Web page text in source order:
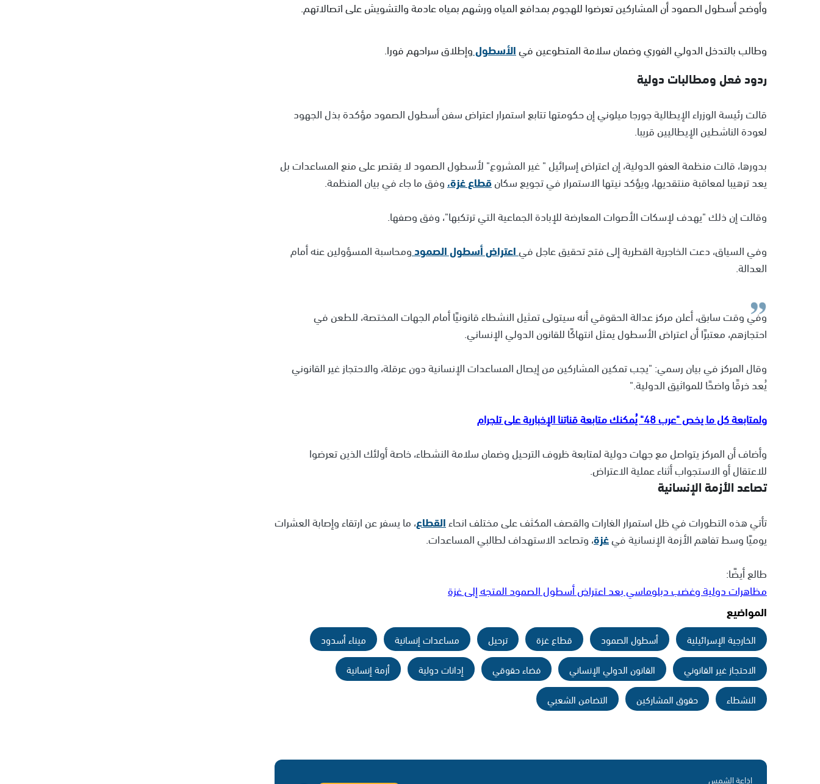
وأوضح أسطول الصمود أن المشاركين تعرضوا للهجوم بمدافع المياه ورشهم بمياه عادمة والتشويش على اتصالاتهم.
وطالب بالتدخل الدولي الفوري وضمان سلامة المتطوعين فيالأسطولوإطلاق سراحهم فورا.
ردود فعل ومطالبات دولية
قالت رئيسة الوزراء الإيطالية جورجا ميلوني إن حكومتها تتابع استمرار اعتراض سفن أسطول الصمود مؤكدة بذل الجهود
لعودة الناشطين الإيطاليين قريبا.
بدورها، قالت منظمة العفو الدولية، إن اعتراض إسرائيل " غير المشروع" لأسطول الصمود لا يقتصر على منع المساعدات بل
يعد ترهيبا لمعاقبة منتقديها، ويؤكد نيتها الاستمرار في تجويع سكانقطاع غزة،وفق ما جاء في بيان المنظمة.
وقالت إن ذلك "يهدف لإسكات الأصوات المعارضة للإبادة الجماعية التي ترتكبها"، وفق وصفها.
وفي السياق، دعت الخاجرية القطرية إلى فتح تحقيق عاجل فياعتراض أسطول الصمودومحاسبة المسؤولين عنه أمام
العدالة.
وفي وقت سابق، أعلن مركز عدالة الحقوقي أنه سيتولى تمثيل النشطاء قانونيًا أمام الجهات المختصة، للطعن في
احتجازهم، معتبرًا أن اعتراض الأسطول يمثل انتهاكًا للقانون الدولي الإنساني.
وقال المركز في بيان رسمي:"يجب تمكين المشاركين من إيصال المساعدات الإنسانية دون عرقلة، والاحتجاز غير القانوني
يُعد خرقًا واضحًا للمواثيق الدولية."
ولمتابعة كل ما يخص "عرب 48" يُمكنك متابعة قناتنا الإخبارية على تلجرام
وأضاف أن المركز يتواصل مع جهات دولية لمتابعة ظروف الترحيل وضمان سلامة النشطاء، خاصة أولئك الذين تعرضوا
للاعتقال أو الاستجواب أثناء عملية الاعتراض.
تصاعد الأزمة الإنسانية
تأتي هذه التطورات في ظل استمرار الغارات والقصف المكثف على مختلف انحاءالقطاع، ما يسفر عن ارتقاء وإصابة العشرات
يوميًا وسط تفاهم الأزمة الإنسانية فيغزة، وتصاعد الاستهداف لطالبي المساعدات.
طالع أيضًا:
مظاهرات دولية وغضب دبلوماسي بعد اعتراض أسطول الصمود المتجه إلى غزة
المواضيع
الخارجية الإسرائيلية أسطول الصمود قطاع غزة ترحيل مساعدات إنسانية
ميناء أسدود
الاحتجاز غير القانوني
القانون الدولي الإنساني فضاء حقوقي إدانات دولية
أزمة إنسانية
النشطاء
حقوق المشاركين التضامن الشعبي
إذاعة الشمس